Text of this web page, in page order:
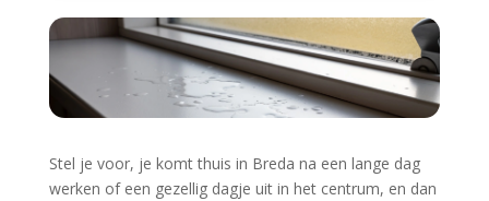
Stel je voor, je komt thuis in Breda na een lange dag
werken of een gezellig dagje uit in het centrum, en dan